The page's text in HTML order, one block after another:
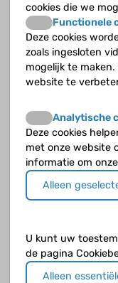
Klik op de knop
cookies die we
Functionele
Deze cookies
zoals ingesloten
mogelijk te
website te
Analytische
Deze cookies
met onze website
informatie om
Alleen
U kunt uw
de pagina
Alleen